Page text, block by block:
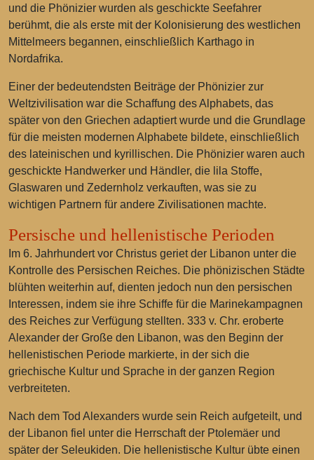
und die Phönizier wurden als geschickte Seefahrer
berühmt, die als erste mit der Kolonisierung des westlichen
Mittelmeers begannen, einschließlich Karthago in
Nordafrika.
Einer der bedeutendsten Beiträge der Phönizier zur
Weltzivilisation war die Schaffung des Alphabets, das
später von den Griechen adaptiert wurde und die Grundlage
für die meisten modernen Alphabete bildete, einschließlich
des lateinischen und kyrillischen. Die Phönizier waren auch
geschickte Handwerker und Händler, die lila Stoffe,
Glaswaren und Zedernholz verkauften, was sie zu
wichtigen Partnern für andere Zivilisationen machte.
Persische und hellenistische Perioden
Im 6. Jahrhundert vor Christus geriet der Libanon unter die
Kontrolle des Persischen Reiches. Die phönizischen Städte
blühten weiterhin auf, dienten jedoch nun den persischen
Interessen, indem sie ihre Schiffe für die Marinekampagnen
des Reiches zur Verfügung stellten. 333 v. Chr. eroberte
Alexander der Große den Libanon, was den Beginn der
hellenistischen Periode markierte, in der sich die
griechische Kultur und Sprache in der ganzen Region
verbreiteten.
Nach dem Tod Alexanders wurde sein Reich aufgeteilt, und
der Libanon fiel unter die Herrschaft der Ptolemäer und
später der Seleukiden. Die hellenistische Kultur übte einen